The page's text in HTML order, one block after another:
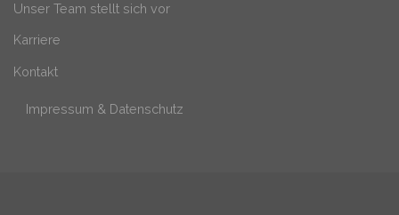
Unser Team stellt sich vor
Karriere
Kontakt
Impressum & Datenschutz